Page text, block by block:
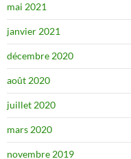
mai 2021
janvier 2021
décembre 2020
août 2020
juillet 2020
mars 2020
novembre 2019